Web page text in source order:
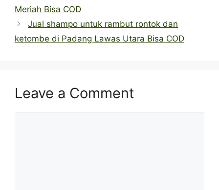
Meriah Bisa COD
Jual shampo untuk rambut rontok dan
ketombe di Padang Lawas Utara Bisa COD
Leave a Comment